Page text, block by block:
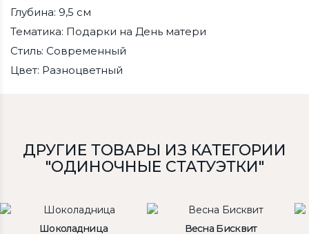
Глубина: 9,5 см
Тематика: Подарки на День матери
Стиль: Современный
Цвет: Разноцветный
ДРУГИЕ ТОВАРЫ ИЗ КАТЕГОРИИ
"ОДИНОЧНЫЕ СТАТУЭТКИ"
Шоколадница
Весна Бисквит